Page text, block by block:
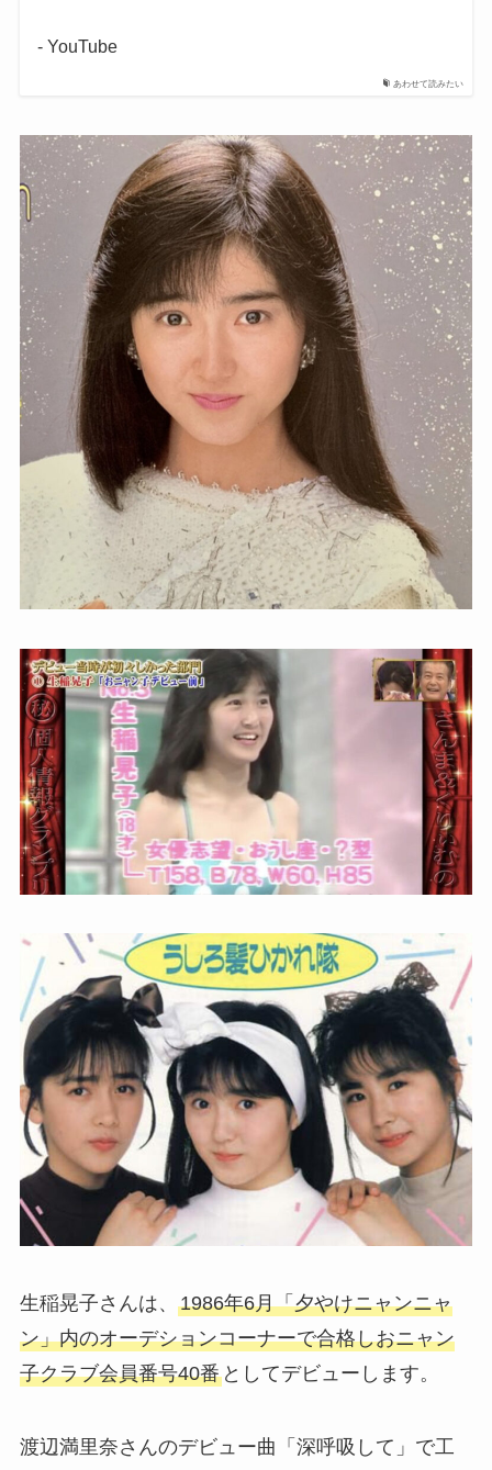
あわせて読みたい
- YouTube
生稲晃子さんは、 1986年6月「夕やけニャンニャ
ン」内のオーデションコーナーで合格しおニャン
子クラブ会員番号40番としてデビューします。
渡辺満里奈さんのデビュー曲「深呼吸して」で工